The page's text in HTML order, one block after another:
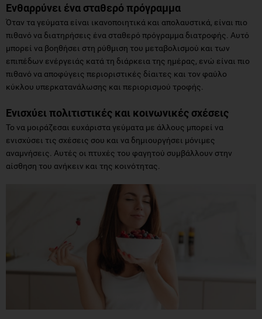
Ενθαρρύνει ένα σταθερό πρόγραμμα
Όταν τα γεύματα είναι ικανοποιητικά και απολαυστικά, είναι πιο
πιθανό να διατηρήσεις ένα σταθερό πρόγραμμα διατροφής. Αυτό
μπορεί να βοηθήσει στη ρύθμιση του μεταβολισμού και των
επιπέδων ενέργειάς κατά τη διάρκεια της ημέρας, ενώ είναι πιο
πιθανό να αποφύγεις περιοριστικές δίαιτες και τον φαύλο
κύκλου υπερκατανάλωσης και περιορισμού τροφής.
Ενισχύει πολιτιστικές και κοινωνικές σχέσεις
Το να μοιράζεσαι ευχάριστα γεύματα με άλλους μπορεί να
ενισχύσει τις σχέσεις σου και να δημιουργήσει μόνιμες
αναμνήσεις. Αυτές οι πτυχές του φαγητού συμβάλλουν στην
αίσθηση του ανήκειν και της κοινότητας.